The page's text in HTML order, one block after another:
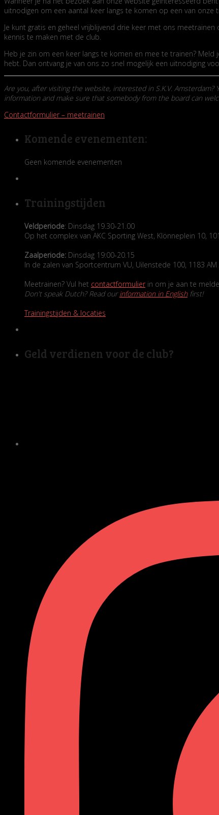
uitnodigen om een aantal keer langs te komen op een van
Je kunt gratis en geheel vrijblijvend drie keer met ons
kennis te maken met de club.
Heb je zin om een keer langs te komen en mee te trainen?
hebt. Dan ontvang je van ons zo snel mogelijk een uitnodiging
Are you, after visiting the website, interested in S.K.V.
information and make sure that somebody from the board can
Contactformulier – meetrainen
Komende evenementen:
Geen komende evenementen
Trainingstijden
Veldperiode: Dinsdag 19.30-21.00
Op het complex van AKC Sporting West, Klönneplein 10,
Zaalperiode: Dinsdag 19:00-20.15
In de zalen van Sportcentrum VU, Uilenstede 100, 1183 AM
Meetrainen? Vul het contactformulierin om je aan te
Don't speak Dutch? Read ourinformation in Englishfirst!
Trainingstijden & locaties
Geld verdienen voor de club?